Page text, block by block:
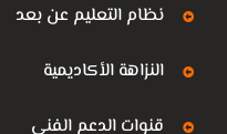
نظام التعليم عن بعد
النزاهة الأكاديمية
قنوات الدعم الفني